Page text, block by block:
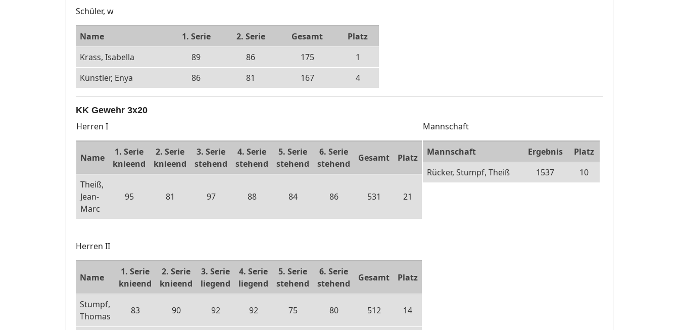
Schüler, w
Name 1. Serie 2. Serie Gesamt
Platz
Krass, Isabella
89 86 175
1
Künstler, Enya
86 81 167 4
KK Gewehr 3x20
Herren I
Name
1. Serie
knieend
2. Serie
knieend
3. Serie
stehend
4. Serie
stehend
5. Serie
stehend
6. Serie
stehend
Gesamt Platz
Theiß,
Jean-
Marc
95 81 97 88 84 86 531 21
Mannschaft
Mannschaft Ergebnis
Platz
Rücker, Stumpf, Theiß
1537 10
Herren II
Name
1. Serie
knieend
2. Serie
knieend
3. Serie
liegend
4. Serie
liegend
5. Serie
stehend
6. Serie
stehend
Gesamt Platz
Stumpf,
Thomas
83 90 92 92 75 80 512 14